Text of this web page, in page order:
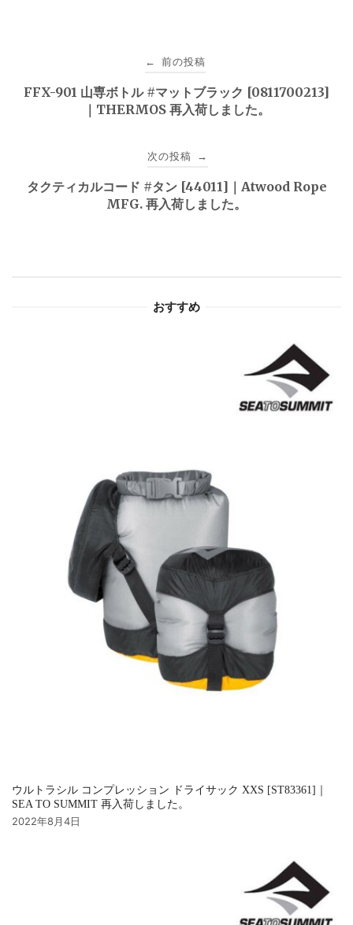
稿
ゲ
← 前の投稿
FFX-901 山専ボトル #マットブラック [0811700213]
｜THERMOS 再入荷しました。
次の投稿 →
タクティカルコード #タン [44011]｜Atwood Rope
MFG. 再入荷しました。
おすすめ
ウルトラシル コンプレッション ドライサック XXS [ST83361]｜
SEA TO SUMMIT 再入荷しました。
2022年8月4日